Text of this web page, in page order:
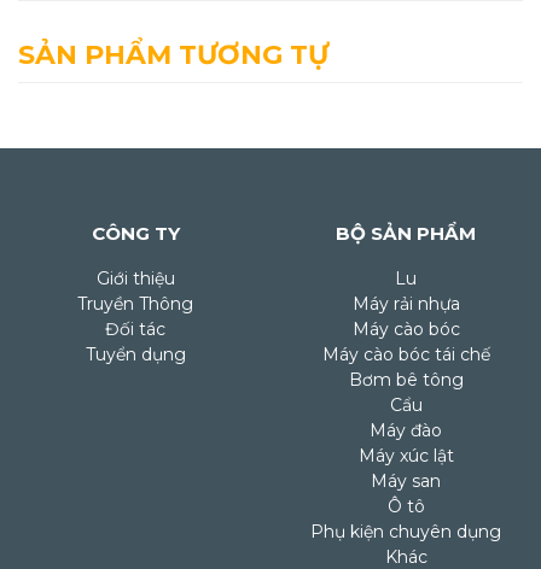
SẢN PHẨM TƯƠNG TỰ
CÔNG TY
Giới thiệu
Truyền Thông
Đối tác
Tuyển dụng
BỘ SẢN PHẨM
Lu
Máy rải nhựa
Máy cào bóc
Máy cào bóc tái chế
Bơm bê tông
Cẩu
Máy đào
Máy xúc lật
Máy san
Ô tô
Phụ kiện chuyên dụng
Khác